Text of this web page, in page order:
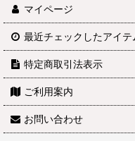
マイページ
最近チェックしたアイテ
特定商取引法表示
ご利用案内
お問い合わせ